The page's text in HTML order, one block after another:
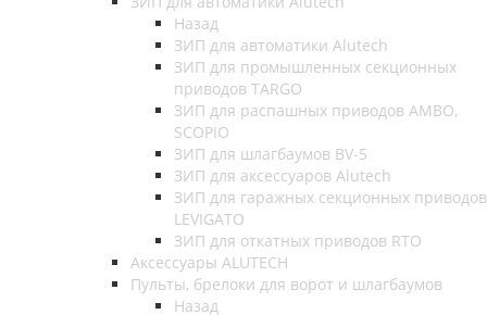
Назад
ЗИП для автоматики Alutech
ЗИП для промышленных секционных
приводов TARGO
ЗИП для распашных приводов AMBO,
SCOPIO
ЗИП для шлагбаумов BV-5
ЗИП для аксессуаров Alutech
ЗИП для гаражных секционных приводов
LEVIGATO
ЗИП для откатных приводов RTO
Аксессуары ALUTECH
Пульты, брелоки для ворот и шлагбаумов
Назад